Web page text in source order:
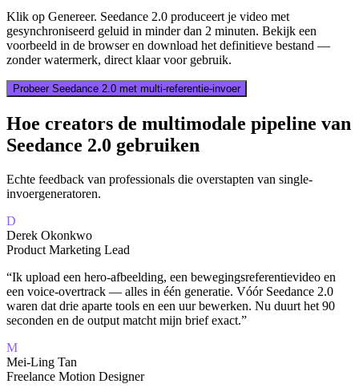
Klik op Genereer. Seedance 2.0 produceert je video met
gesynchroniseerd geluid in minder dan 2 minuten. Bekijk een
voorbeeld in de browser en download het definitieve bestand —
zonder watermerk, direct klaar voor gebruik.
Probeer Seedance 2.0 met multi-referentie-invoer
Hoe creators de multimodale pipeline van
Seedance 2.0 gebruiken
Echte feedback van professionals die overstapten van single-
invoergeneratoren.
D
Derek Okonkwo
Product Marketing Lead
“Ik upload een hero-afbeelding, een bewegingsreferentievideo en
een voice-overtrack — alles in één generatie. Vóór Seedance 2.0
waren dat drie aparte tools en een uur bewerken. Nu duurt het 90
seconden en de output matcht mijn brief exact.”
M
Mei-Ling Tan
Freelance Motion Designer